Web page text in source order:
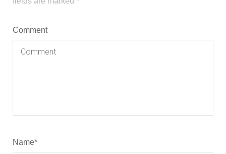
Comment
Name*